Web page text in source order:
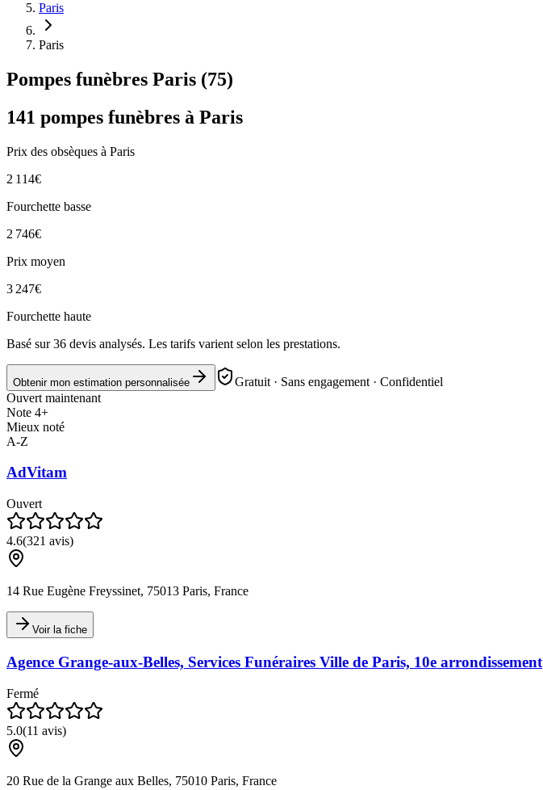
Paris
Paris
Pompes funèbres Paris (75)
141 pompes funèbres à Paris
Prix des obsèques à Paris
2 114€
Fourchette basse
2 746€
Prix moyen
3 247€
Fourchette haute
Basé sur36 devis analysés. Les tarifs varient selon les prestations.
Obtenir mon estimation personnalisée
Gratuit · Sans engagement · Confidentiel
Ouvert maintenant
Note 4+
Mieux noté
A-Z
AdVitam
Ouvert
4.6(321 avis)
14 Rue Eugène Freyssinet, 75013 Paris, France
Voir la fiche
Agence Grange-aux-Belles, Services Funéraires Ville de Paris, 10e arrondissement
Fermé
5.0(11 avis)
20 Rue de la Grange aux Belles, 75010 Paris, France